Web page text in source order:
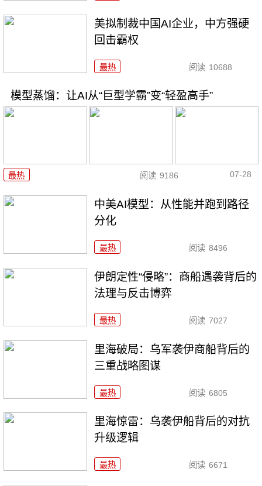
美拟制裁中国AI企业，中方强硬
回击霸权
最热 阅读 10688
模型蒸馏：让AI从“巨型学霸”变“轻盈高手”
最热 阅读 9186 07-28
中美AI模型：从性能并跑到路径
分化
最热 阅读 8496
伊朗定性“侵略”：商船遇袭背后的
法理与反击博弈
最热 阅读 7027
里海破局：乌军袭伊商船背后的
三重战略图谋
最热 阅读 6805
里海惊雷：乌袭伊船背后的对抗
升级逻辑
最热 阅读 6671